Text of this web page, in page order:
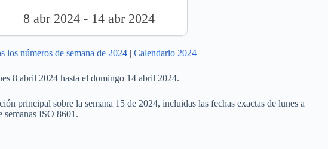
8 abr 2024 - 14 abr 2024
los números de semana de 2024 |Calendario 2024
8 abril 2024 hasta el domingo 14 abril 2024.
principal sobre la semana 15 de 2024, incluidas las fechas exactas de lunes a
semanas ISO 8601.